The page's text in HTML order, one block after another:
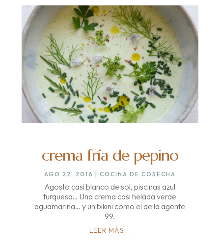
crema fría de pepino
AGO 22, 2016 | COCINA DE COSECHA
Agosto casi blanco de sol, piscinas azul
turquesa… Una crema casi helada verde
aguamarina… y un bikini como el de la agente
99.
LEER MÁS...